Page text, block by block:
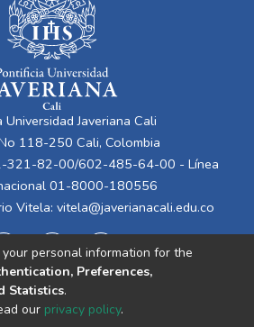
Javeriana Cali
118-250 Cali, Colombia
321-82-00/602-485-64-00 - Línea
01-8000-180556
Vitela: vitela@javerianacali.edu.co
personal information for the
Preferences,
Statistics.
our privacy policy.